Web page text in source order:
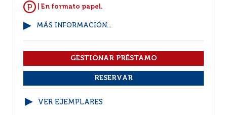
| En formato papel.
MÁS INFORMACIÓN...
VER EJEMPLARES